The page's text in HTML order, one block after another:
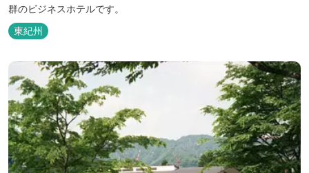
群のビジネスホテルです。
東紀州